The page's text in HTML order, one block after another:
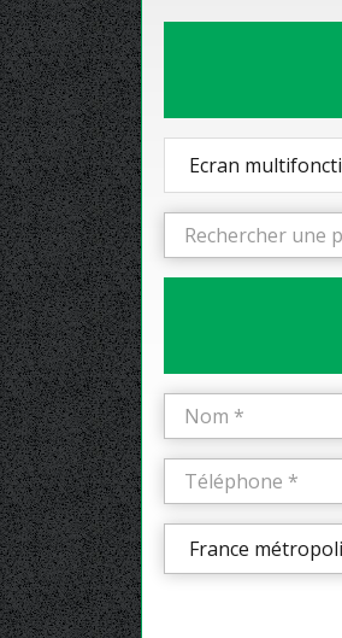
Ecran